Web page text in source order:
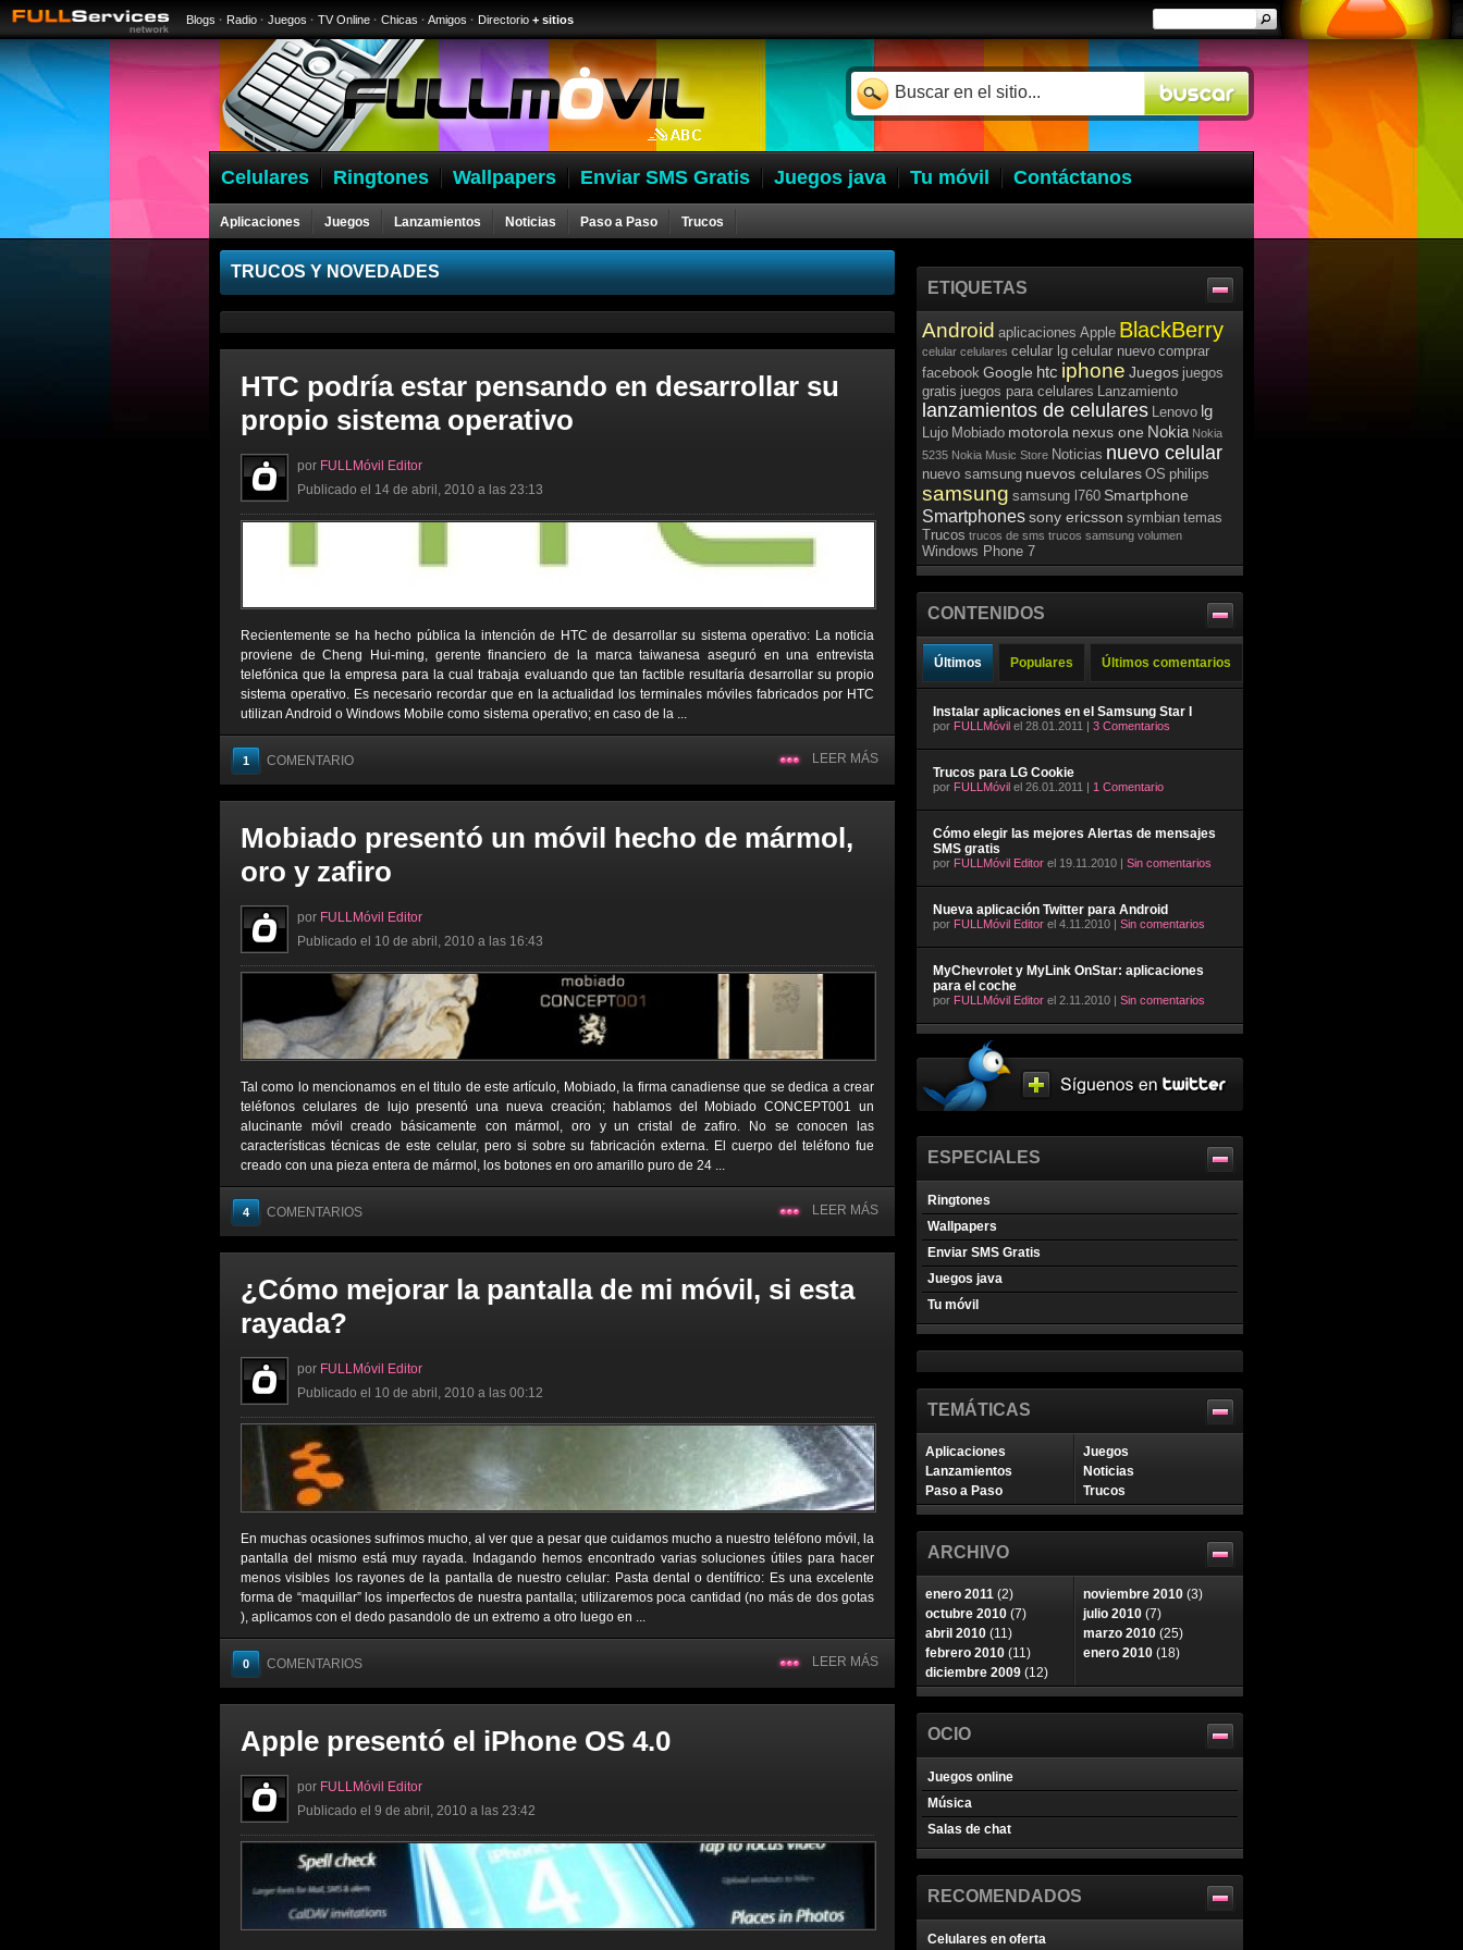
Blogs · Radio · Juegos · TV Online · Chicas · Amigos · Directorio + sitios
Celulares Ringtones Wallpapers Enviar SMS Gratis Juegos java Tu móvil Contáctanos
Aplicaciones Juegos Lanzamientos Noticias Paso a Paso Trucos
Celulares
TRUCOS Y NOVEDADES
HTC podría estar pensando en desarrollar su
propio sistema operativo
por FULLMóvil Editor
Publicado el 14 de abril, 2010 a las 23:13
Recientemente se ha hecho pública la intención de HTC de desarrollar su sistema operativo: La noticia
proviene de Cheng Hui-ming, gerente financiero de la marca taiwanesa aseguró en una entrevista
telefónica que la empresa para la cual trabaja evaluando que tan factible resultaría desarrollar su propio
sistema operativo. Es necesario recordar que en la actualidad los terminales móviles fabricados por HTC
utilizan Android o Windows Mobile como sistema operativo; en caso de la ...
1 COMENTARIO LEER MÁS
Mobiado presentó un móvil hecho de mármol,
oro y zafiro
por FULLMóvil Editor
Publicado el 10 de abril, 2010 a las 16:43
Tal como lo mencionamos en el titulo de este artículo, Mobiado, la firma canadiense que se dedica a crear
teléfonos celulares de lujo presentó una nueva creación; hablamos del Mobiado CONCEPT001 un
alucinante móvil creado básicamente con mármol, oro y un cristal de zafiro. No se conocen las
características técnicas de este celular, pero si sobre su fabricación externa. El cuerpo del teléfono fue
creado con una pieza entera de mármol, los botones en oro amarillo puro de 24 ...
4 COMENTARIOS LEER MÁS
¿Cómo mejorar la pantalla de mi móvil, si esta
rayada?
por FULLMóvil Editor
Publicado el 10 de abril, 2010 a las 00:12
En muchas ocasiones sufrimos mucho, al ver que a pesar que cuidamos mucho a nuestro teléfono móvil, la
pantalla del mismo está muy rayada. Indagando hemos encontrado varias soluciones útiles para hacer
menos visibles los rayones de la pantalla de nuestro celular: Pasta dental o dentífrico: Es una excelente
forma de “maquillar” los imperfectos de nuestra pantalla; utilizaremos poca cantidad (no más de dos gotas
), aplicamos con el dedo pasandolo de un extremo a otro luego en ...
0 COMENTARIOS LEER MÁS
Apple presentó el iPhone OS 4.0
por FULLMóvil Editor
Publicado el 9 de abril, 2010 a las 23:42
ETIQUETAS
Android aplicaciones Apple BlackBerry
celular celulares celular lg celular nuevo comprar
facebook Google htc iphone Juegos juegos
gratis juegos para celulares Lanzamiento
lanzamientos de celulares Lenovo lg
Lujo Mobiado motorola nexus one Nokia Nokia
5235 Nokia Music Store Noticias nuevo celular
nuevo samsung nuevos celulares OS philips
samsung samsung l760 Smartphone
Smartphonessony ericsson symbian temas
Trucos trucos de sms trucos samsung volumen
Windows Phone 7
CONTENIDOS
Últimos Populares Últimos comentarios
Instalar aplicaciones en el Samsung Star I
por FULLMóvil el 28.01.2011 | 3 Comentarios
Trucos para LG Cookie
por FULLMóvil el 26.01.2011 | 1 Comentario
Cómo elegir las mejores Alertas de mensajes
SMS gratis
por FULLMóvil Editor el 19.11.2010 | Sin comentarios
Nueva aplicación Twitter para Android
por FULLMóvil Editor el 4.11.2010 | Sin comentarios
MyChevrolet y MyLink OnStar: aplicaciones
para el coche
por FULLMóvil Editor el 2.11.2010 | Sin comentarios
ESPECIALES
Ringtones
Wallpapers
Enviar SMS Gratis
Juegos java
Tu móvil
TEMÁTICAS
Aplicaciones
Juegos
Lanzamientos
Noticias
Paso a Paso
Trucos
ARCHIVO
enero 2011 (2) noviembre 2010 (3)
octubre 2010 (7) julio 2010 (7)
abril 2010 (11) marzo 2010 (25)
febrero 2010 (11) enero 2010 (18)
diciembre 2009 (12)
OCIO
Juegos online
Música
Salas de chat
RECOMENDADOS
Celulares en oferta